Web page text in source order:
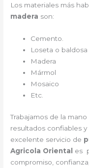
Los materiales más
madera son:
Cemento.
Loseta o baldosa
Madera
Mármol
Mosaico
Etc.
Trabajamos de la
resultados confiables
excelente servicio de
Agricola Oriental es
compromiso,